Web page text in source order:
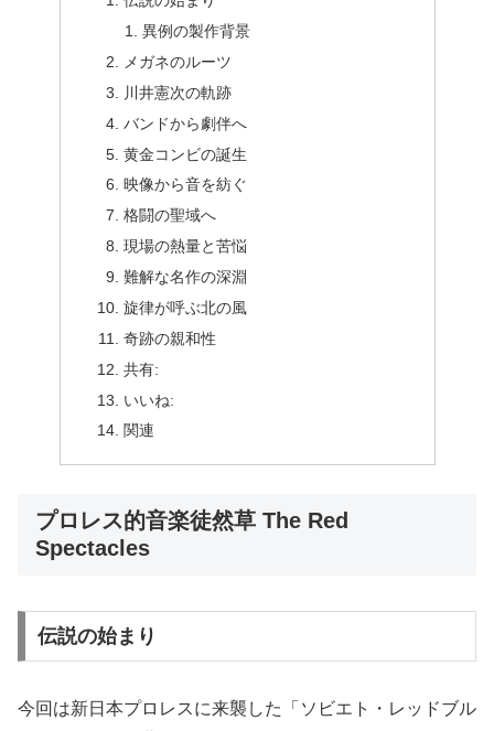
異例の製作背景
メガネのルーツ
川井憲次の軌跡
バンドから劇伴へ
黄金コンビの誕生
映像から音を紡ぐ
格闘の聖域へ
現場の熱量と苦悩
難解な名作の深淵
旋律が呼ぶ北の風
奇跡の親和性
共有:
いいね:
関連
プロレス的音楽徒然草 The Red
Spectacles
伝説の始まり
今回は新日本プロレスに来襲した「ソビエト・レッドブル